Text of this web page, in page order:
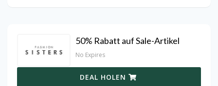
50% Rabatt auf Sale-Artikel
No Expires
DEAL HOLEN